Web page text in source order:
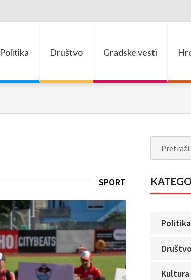
Politika Društvo Gradske vesti
SPORT
Politika
Društvo
Kultura